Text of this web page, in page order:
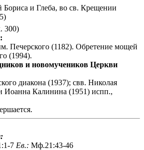
Бориса и Глеба, во св. Крещении
300)
Печерского (1182). Обретение мощей
(1994).
и новомучеников Церкви
диакона (1937); свв. Николая
Иоанна Калинина (1951) испп.,
7 Ев.: Мф.21:43-46